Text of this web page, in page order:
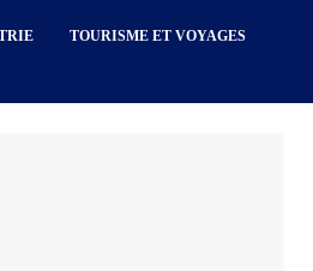
TOURISME ET VOYAGES